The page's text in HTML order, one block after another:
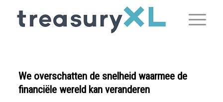
We overschatten de snelheid waarmee de
financiële wereld kan veranderen